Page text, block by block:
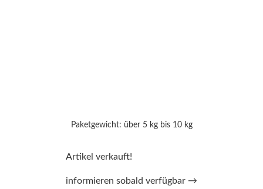
Paketgewicht: über 5 kg bis 10 kg
Artikel verkauft!
informieren sobald verfügbar →